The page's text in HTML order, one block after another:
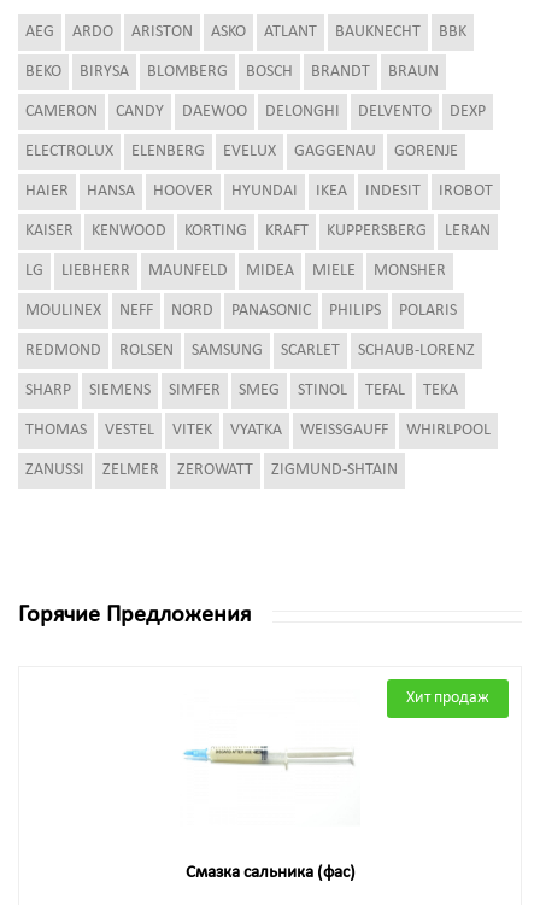
AEG ARDO ARISTON ASKO ATLANT BAUKNECHT BBK
BEKO BIRYSA BLOMBERG BOSCH BRANDT BRAUN
CAMERON CANDY DAEWOO DELONGHI DELVENTO DEXP
ELECTROLUX ELENBERG EVELUX GAGGENAU GORENJE
HAIER HANSA HOOVER HYUNDAI IKEA INDESIT IROBOT
KAISER KENWOOD KORTING KRAFT KUPPERSBERG LERAN
LG LIEBHERR MAUNFELD MIDEA MIELE MONSHER
MOULINEX NEFF NORD PANASONIC PHILIPS POLARIS
REDMOND ROLSEN SAMSUNG SCARLET SCHAUB-LORENZ
SHARP SIEMENS SIMFER SMEG STINOL TEFAL TEKA
THOMAS VESTEL VITEK VYATKA WEISSGAUFF WHIRLPOOL
ZANUSSI ZELMER ZEROWATT ZIGMUND-SHTAIN
Горячие Предложения
Хит продаж
Смазка сальника (фас)